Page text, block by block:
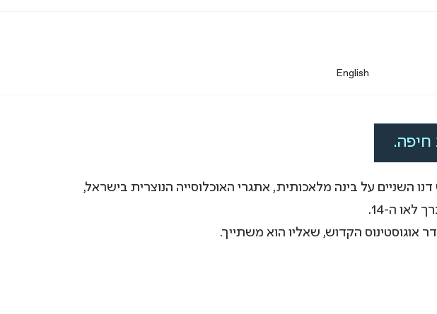
English
מארון, נפגשה עם האפיפיור לאו ה-14. במהלך המפגש דנו השניים על בינה מלאכותית, אתגרי האוכלוסייה הנוצרית בישראל,
לאו ה-14.
אוגוסטינוס הקדוש, שאליו הוא משתייך.